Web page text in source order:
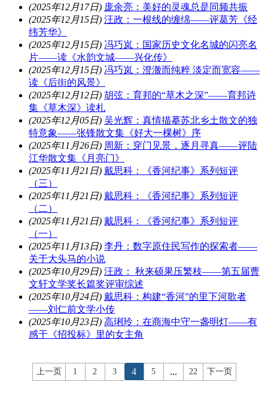
(2025年12月17日) 庞余亮：美好的灵魂总是同频共振
(2025年12月15日) 汪政：一根线的缠绵——评葛芳《经
纬芳华》
(2025年12月15日) 冯巧岚：国家历史文化名城的闪亮名
片——读《水韵文城——兴化传》
(2025年12月15日) 冯巧岚：澄澈而纯粹 淡定而宽容——
读《后街的风景》
(2025年12月12日) 胡弦：育邦的“草木之深”——育邦诗
集《草木深》读札
(2025年12月05日) 吴光辉：真情描摹苏北乡土散文的独
特意象——张锋散文集《好大一棵树》序
(2025年11月26日) 周新：穿门见景，逐月寻真——评陆
江华散文集《月亮门》
(2025年11月21日) 戴思科：《香河纪事》系列短评
（三）
(2025年11月21日) 戴思科：《香河纪事》系列短评
（二）
(2025年11月21日) 戴思科：《香河纪事》系列短评
（一）
(2025年11月13日) 李丹：数字原住民写作的探索者——
关于大头马的小说
(2025年10月29日) 汪政： 秋来硕果压繁枝——第五届曹
文轩文学奖长篇奖评审综述
(2025年10月24日) 戴思科：构建“香河”的里下河歌者
——刘仁前文学小传
(2025年10月23日) 高琍玲：在商海中守一盏明灯——有
感于《招投标》里的女主角
上一页 1 2 3 4 5 ... 22 下一页